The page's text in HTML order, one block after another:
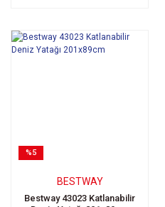
%5
BESTWAY
Bestway 43023 Katlanabilir